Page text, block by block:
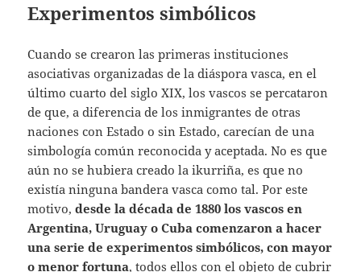
Experimentos simbólicos
Cuando se crearon las primeras instituciones
asociativas organizadas de la diáspora vasca, en el
último cuarto del siglo XIX, los vascos se percataron
de que, a diferencia de los inmigrantes de otras
naciones con Estado o sin Estado, carecían de una
simbología común reconocida y aceptada. No es que
aún no se hubiera creado la ikurriña, es que no
existía ninguna bandera vasca como tal. Por este
motivo,desde la década de 1880 los vascos en
Argentina, Uruguay o Cuba comenzaron a hacer
una serie de experimentos simbólicos, con mayor
o menor fortuna, todos ellos con el objeto de cubrir